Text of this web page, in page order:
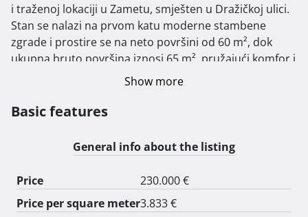
i traženoj lokaciji u Zametu, smješten u Dražičkoj ulici.
Stan se nalazi na prvom katu moderne stambene
zgrade i prostire se na neto površini od 60 m², dok
ukupna bruto površina iznosi 65 m², pružajući komfor i
Ovaj stan idealan je za sve koji traže spoj kvalitete,
prostrano spremište, kao i vlastito parkirno mjesto
ispred zgrade, koje je dodatno zaštićeno elektronskom
parking barijerom, čime se osigurava mir i sigurnost
stanarima.
Show more
Basic features
General info about the listing
Price
230.000 €
Price per square meter3.833 €